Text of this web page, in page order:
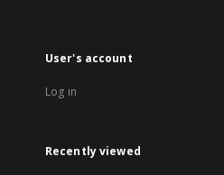
User's account
Log in
Recently viewed